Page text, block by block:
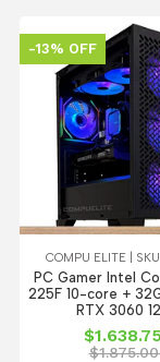
-13% OFF
COMPU ELITE |
PC Gamer Intel
225F 10-core +
RTX 3060